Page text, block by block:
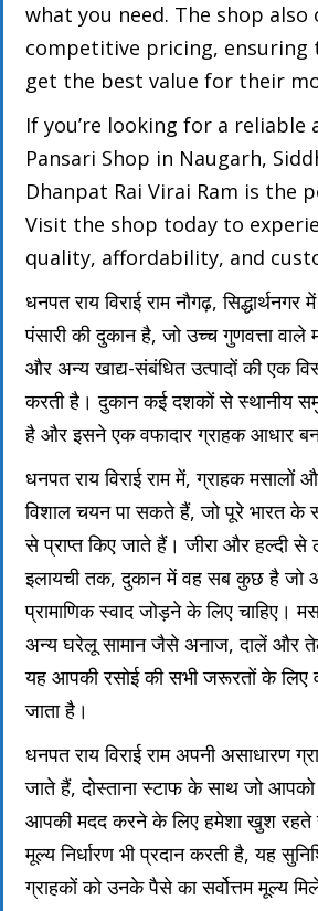
what you need. The shop also
competitive pricing, ensuring
get the best value for their
If you’re looking for a reliable
Pansari Shop in Naugarh,
Dhanpat Rai Virai Ram is the
Visit the shop today to
quality, affordability, and
धनपत राय विराई राम नौगढ़,
पंसारी की दुकान है, जो उच्च गुणवत्ता वाले
और अन्य खाद्य-संबंधित उत्पादों की एक
करती है। दुकान कई दशकों से स्थानीय
है और इसने एक वफादार ग्राहक आधार
धनपत राय विराई राम में, ग्राहक मसालों
विशाल चयन पा सकते हैं, जो पूरे भारत के
से प्राप्त किए जाते हैं। जीरा और हल्दी
इलायची तक, दुकान में वह सब कुछ है जो
प्रामाणिक स्वाद जोड़ने के लिए चाहिए।
अन्य घरेलू सामान जैसे अनाज, दालें और
यह आपकी रसोई की सभी जरूरतों के लिए
जाता है।
धनपत राय विराई राम अपनी असाधारण
जाते हैं, दोस्ताना स्टाफ के साथ जो
आपकी मदद करने के लिए हमेशा खुश रहते
मूल्य निर्धारण भी प्रदान करती है, यह
ग्राहकों को उनके पैसे का सर्वोत्तम मूल्य